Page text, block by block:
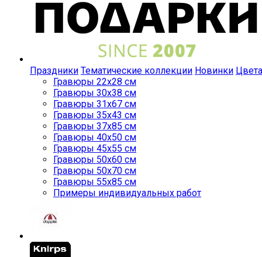
Праздники Тематические коллекции Новинки Цвета
Гравюры 22x28 см
Гравюры 30x38 см
Гравюры 31x67 см
Гравюры 35x43 см
Гравюры 37x85 см
Гравюры 40x50 см
Гравюры 45x55 см
Гравюры 50x60 см
Гравюры 50x70 см
Гравюры 55x85 см
Примеры индивидуальных работ